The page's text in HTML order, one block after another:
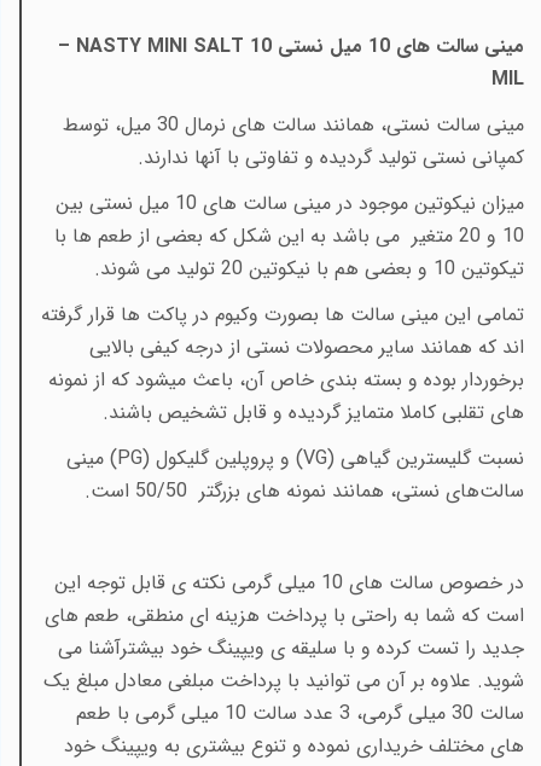
مینی سالت های 10 میل نستی – NASTY MINI SALT 10
MIL
مینی سالت نستی، همانند سالت های نرمال 30 میل، توسط
کمپانی نستی تولید گردیده و تفاوتی با آنها ندارند.
میزان نیکوتین موجود در مینی سالت های 10 میل نستی بین
10 و 20 متغیر می باشد به این شکل که بعضی از طعم ها با
تیکوتین 10 و بعضی هم با نیکوتین 20 تولید می شوند.
تمامی این مینی سالت ها بصورت وکیوم در پاکت ها قرار گرفته
اند که همانند سایر محصولات نستی از درجه کیفی بالایی
برخوردار بوده و بسته بندی خاص آن، باعث میشود که از نمونه
های تقلبی کاملا متمایز گردیده و قابل تشخیص باشند.
نسبت گلیسترین گیاهی(VG)و پروپلین گلیکول (PG) مینی
سالت‌های نستی، همانند نمونه های بزرگتر 50/50 است.
در خصوص سالت های 10 میلی گرمی نکته ی قابل توجه این
است که شما به راحتی با پرداخت هزینه ای منطقی، طعم های
جدید را تست کرده و با سلیقه ی ویپینگ خود بیشترآشنا می
شوید. علاوه بر آن می توانید با پرداخت مبلغی معادل مبلغ یک
سالت 30 میلی گرمی، 3 عدد سالت 10 میلی گرمی با طعم
های مختلف خریداری نموده و تنوع بیشتری به ویپینگ خود